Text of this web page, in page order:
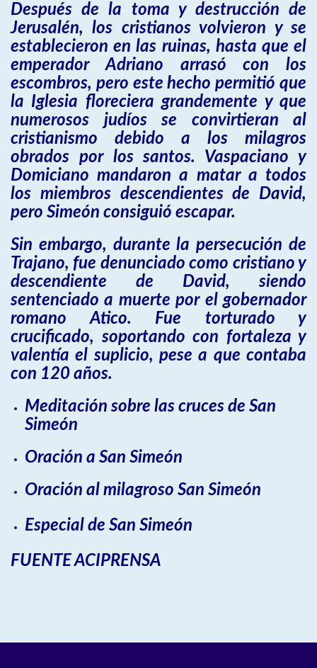
Después de la toma y destrucción de
Jerusalén, los cristianos volvieron y se
establecieron en las ruinas, hasta que el
emperador Adriano arrasó con los
escombros, pero este hecho permitió que
la Iglesia floreciera grandemente y que
numerosos judíos se convirtieran al
cristianismo debido a los milagros
obrados por los santos. Vaspaciano y
Domiciano mandaron a matar a todos
los miembros descendientes de David,
pero Simeón consiguió escapar.
Sin embargo, durante la persecución de
Trajano, fue denunciado como cristiano y
descendiente de David, siendo
sentenciado a muerte por el gobernador
romano Atico. Fue torturado y
crucificado, soportando con fortaleza y
valentía el suplicio, pese a que contaba
con 120 años.
Meditación sobre las cruces de San
Simeón
Oración a San Simeón
Oración al milagroso San Simeón
Especial de San Simeón
FUENTE ACIPRENSA